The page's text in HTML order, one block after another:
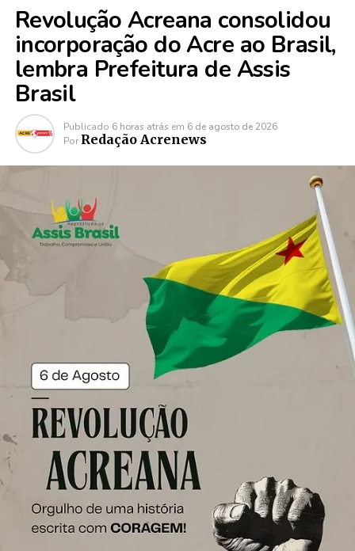
Revolução Acreana consolidou
incorporação do Acre ao Brasil,
lembra Prefeitura de Assis
Brasil
Publicado 6 horas atrás em 6 de agosto de 2026
Por Redação Acrenews